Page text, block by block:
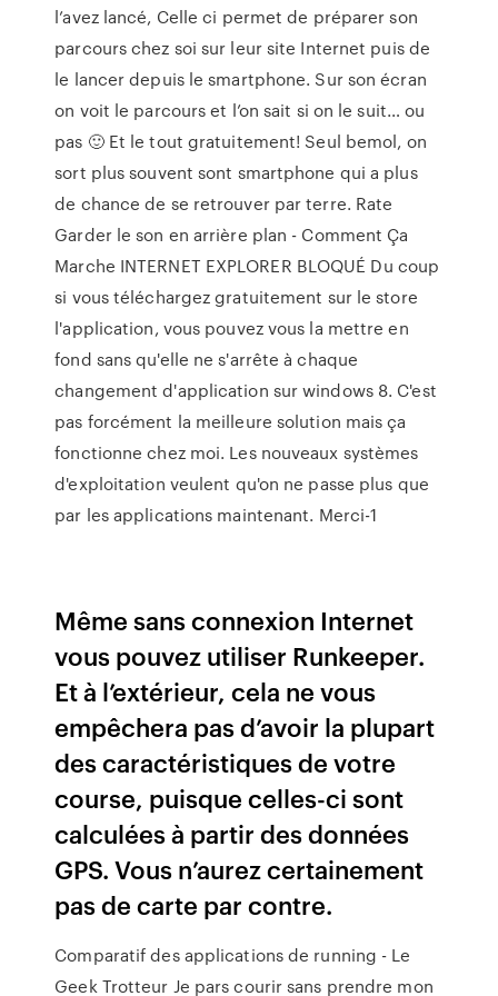
l’avez lancé, Celle ci permet de préparer son
parcours chez soi sur leur site Internet puis de
le lancer depuis le smartphone. Sur son écran
on voit le parcours et l’on sait si on le suit… ou
pas 🙂 Et le tout gratuitement! Seul bemol, on
sort plus souvent sont smartphone qui a plus
de chance de se retrouver par terre. Rate
Garder le son en arrière plan - Comment Ça
Marche INTERNET EXPLORER BLOQUÉ Du coup
si vous téléchargez gratuitement sur le store
l'application, vous pouvez vous la mettre en
fond sans qu'elle ne s'arrête à chaque
changement d'application sur windows 8. C'est
pas forcément la meilleure solution mais ça
fonctionne chez moi. Les nouveaux systèmes
d'exploitation veulent qu'on ne passe plus que
par les applications maintenant. Merci-1
Même sans connexion Internet
vous pouvez utiliser Runkeeper.
Et à l’extérieur, cela ne vous
empêchera pas d’avoir la plupart
des caractéristiques de votre
course, puisque celles-ci sont
calculées à partir des données
GPS. Vous n’aurez certainement
pas de carte par contre.
Comparatif des applications de running - Le
Geek Trotteur Je pars courir sans prendre mon